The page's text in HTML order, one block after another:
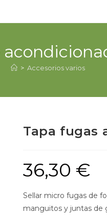
> Accesorios varios
Tapa fugas
36,30 €
Sellar micro fugas de
manguitos y juntas de